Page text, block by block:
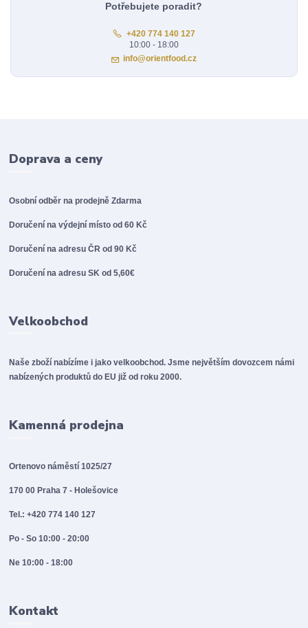
Potřebujete poradit?
+420 774 140 127
10:00 - 18:00
info@orientfood.cz
Doprava a ceny
Osobní odběr na prodejněZdarma
Doručení na výdejní místo od 60 Kč
Doručení na adresu ČR od 90 Kč
Doručení na adresu SK od 5,60€
Velkoobchod
Naše zboží nabízíme i jako velkoobchod. Jsme největším dovozcem námi
nabízených produktů do EU již od roku 2000.
Kamenná prodejna
Ortenovo náměstí 1025/27
170 00 Praha 7 - Holešovice
Tel.: +420 774 140 127
Po - So 10:00 - 20:00
Ne 10:00 - 18:00
Kontakt